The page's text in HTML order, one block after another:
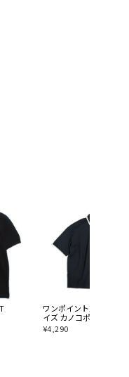
ワンポイント刺繍 オー
イズ カノコポロシャツ
¥4,290